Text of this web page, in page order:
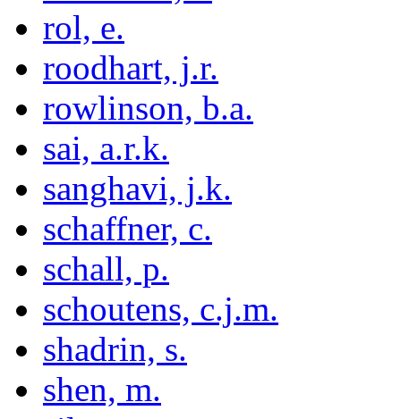
rol, e.
roodhart, j.r.
rowlinson, b.a.
sai, a.r.k.
sanghavi, j.k.
schaffner, c.
schall, p.
schoutens, c.j.m.
shadrin, s.
shen, m.